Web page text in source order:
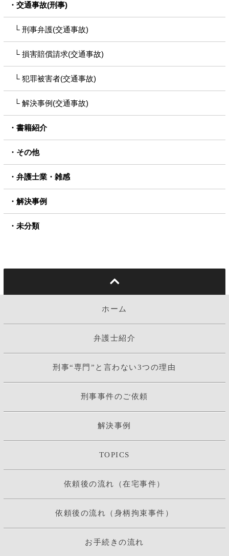
交通事故(刑事)
刑事弁護(交通事故)
損害賠償請求(交通事故)
犯罪被害者(交通事故)
解決事例(交通事故)
書籍紹介
その他
弁護士業・雑感
解決事例
未分類
ホーム
弁護士紹介
刑事“専門”と言わない3つの理由
刑事事件のご依頼
解決事例
TOPICS
依頼後の流れ（在宅事件）
依頼後の流れ（身柄拘束事件）
お手続きの流れ